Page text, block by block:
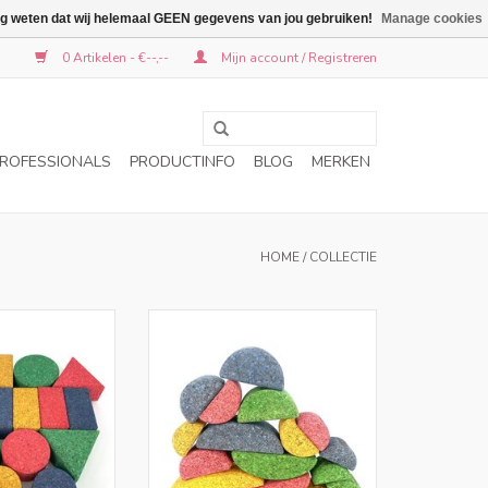
0 Artikelen - €--,-- Mijn account / Registreren
PRODUCTINFO BLOG MERKEN
HOME/COLLECTIE
van kurk
bevat 15
WINKELWAGEN
de creatieve bouwer en een leuke
aanvulling op de overige blokken
TOEVOEGEN AAN WINKELWAGEN
dat wij helemaal GEEN gegevens van jou gebruiken! Manage cookies